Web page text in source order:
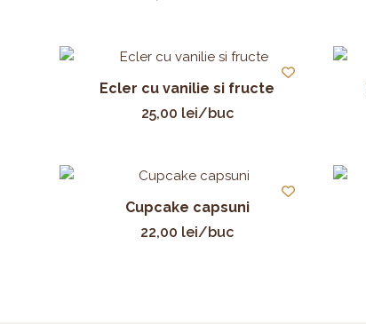
Ecler cu vanilie si fructe
25,00 lei/buc
Cupcake capsuni
22,00 lei/buc